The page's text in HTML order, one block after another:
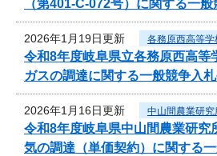
（第401-C-072号）に関する一
2026年1月19日更新 各務原西高等学
令和8年度岐阜県立各務原西高等
ガスの調達に関する一般競争入
2026年1月16日更新 中山間農業研究
令和8年度岐阜県中山間農業研究
気の調達（単価契約）に関する